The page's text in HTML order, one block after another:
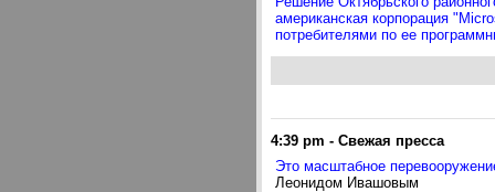
американская корпорация
потребителями по ее
4:39 pm - Свежая пресса
Это масштабное
Леонидом Ивашовым